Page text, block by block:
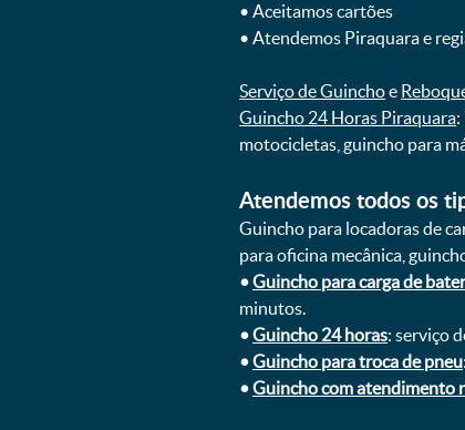
ㅤㅤ• Aceitamos cartões
ㅤㅤ• Atendemos Piraquara e
Serviço de Guinchoe
Guincho 24 Horas Piraquara:
motocicletas, guincho para
Atendemos todos os
Guincho para locadoras de
para oficina mecânica,
•Guincho para carga de
minutos.
•Guincho 24 horas: serviço
•Guincho para troca de pneu
•Guincho com atendimento